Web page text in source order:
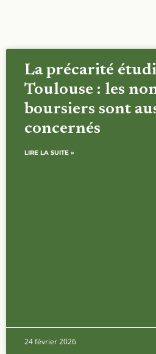
La précarité
Toulouse : les
boursiers sont
concernés
LIRE LA SUITE »
24 février 2026